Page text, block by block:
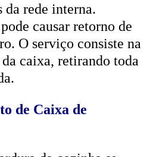
da rede interna.
causar retorno de
O serviço consiste na
caixa, retirando toda
de Caixa de